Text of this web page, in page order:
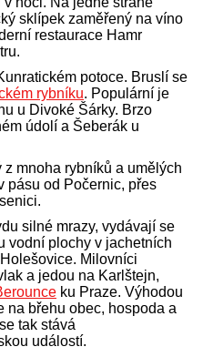
sklípek zaměřený na víno
restaurace Hamr
potoce. Bruslí se
rybníku. Populární je
u Divoké Šárky. Brzo
údolí a Šeberák u
mnoha rybníků a umělých
pásu od Počernic, přes
silné mrazy, vydávají se
vodní plochy v jachetních
Milovníci
a jedou na Karlštejn,
ku Praze. Výhodou
na břehu obec, hospoda a
tak stává
událostí.